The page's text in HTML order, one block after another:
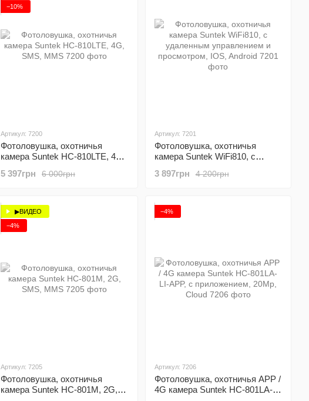
−10%
Артикул: 7200
Фотоловушка, охотничья
камера Suntek HC-810LTE, 4G,
6 000грн
5 397грн
Артикул: 7201
Фотоловушка, охотничья
камера Suntek WiFi810, с
просмотром, IOS, Android
4 200грн
3 897грн
▶ВИДЕО
−4%
Артикул: 7205
Фотоловушка, охотничья
камера Suntek HC-801M, 2G,
−4%
Артикул: 7206
Фотоловушка, охотничья APP /
4G камера Suntek HC-801LA-